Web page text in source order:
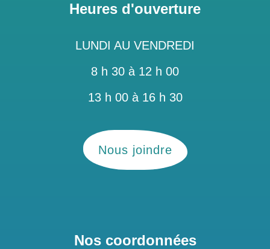
Heures d'ouverture
LUNDI AU VENDREDI
8 h 30 à 12 h 00
13 h 00 à 16 h 30
Nous joindre
Nos coordonnées